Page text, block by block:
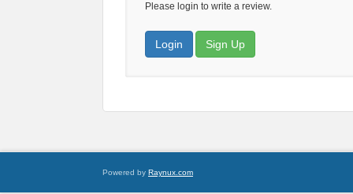
Please login to write a review.
Login Sign Up
Powered by Raynux.com